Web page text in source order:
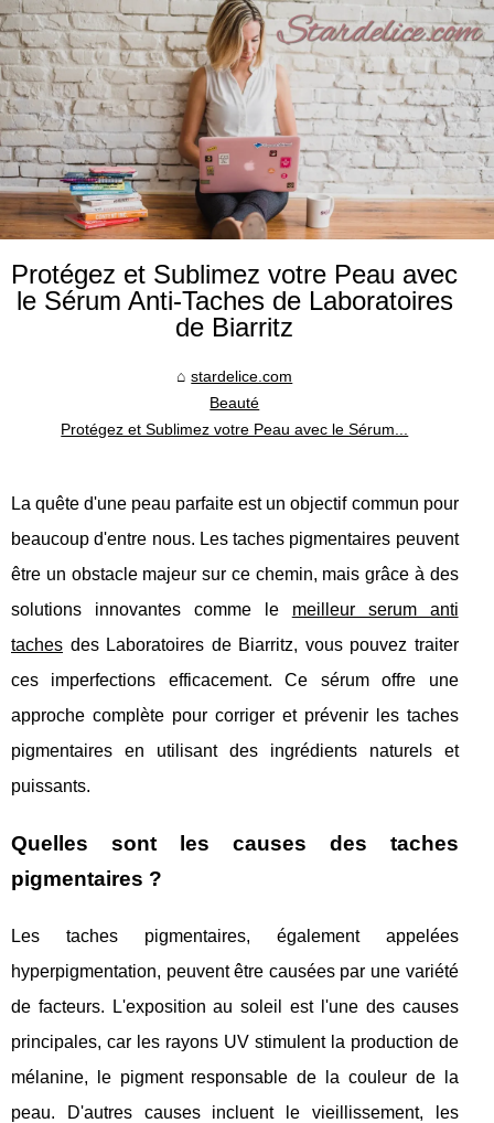
Protégez et Sublimez votre Peau avec
le Sérum Anti-Taches de Laboratoires
de Biarritz
stardelice.com
Beauté
Protégez et Sublimez votre Peau avec le Sérum...
La quête d'une peau parfaite est un objectif commun pour
beaucoup d'entre nous. Les taches pigmentaires peuvent
être un obstacle majeur sur ce chemin, mais grâce à des
solutions innovantes comme le meilleur serum anti
taches des Laboratoires de Biarritz, vous pouvez traiter
ces imperfections efficacement. Ce sérum offre une
approche complète pour corriger et prévenir les taches
pigmentaires en utilisant des ingrédients naturels et
puissants.
Quelles sont les causes des taches
pigmentaires ?
Les taches pigmentaires, également appelées
hyperpigmentation, peuvent être causées par une variété
de facteurs. L'exposition au soleil est l'une des causes
principales, car les rayons UV stimulent la production de
mélanine, le pigment responsable de la couleur de la
peau. D'autres causes incluent le vieillissement, les